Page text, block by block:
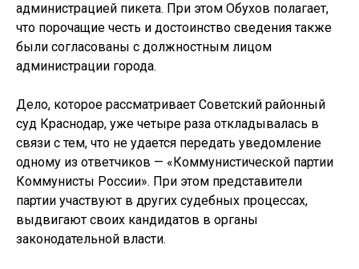
администрацией пикета. При этом Обухов полагает,
что порочащие честь и достоинство сведения также
были согласованы с должностным лицом
администрации города.
Дело, которое рассматривает Советский районный
суд Краснодар, уже четыре раза откладывалась в
связи с тем, что не удается передать уведомление
одному из ответчиков — «Коммунистической партии
Коммунисты России». При этом представители
партии участвуют в других судебных процессах,
выдвигают своих кандидатов в органы
законодательной власти.